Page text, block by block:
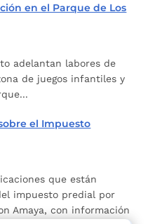
en el Parque de Los
adelantan labores de
de juegos infantiles y
el Impuesto
que están
impuesto predial por
Amaya, con información